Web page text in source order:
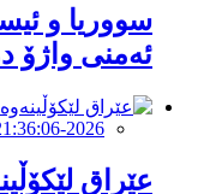
سووریا و
ئەمنی واژۆ
2026-Jul-27 21:36:06
عێراق